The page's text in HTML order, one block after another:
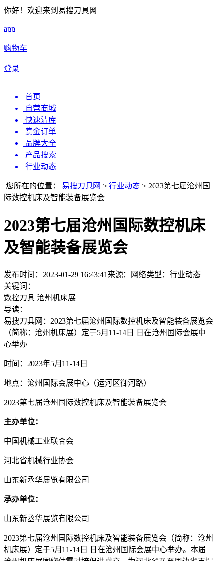
你好！欢迎来到易搜刀具网
app
购物车
登录
首页
自营商城
快速清库
赏金订单
品牌大全
产品搜索
行业动态
您所在的位置： 易搜刀具网 > 行业动态 > 2023第七届沧州国
际数控机床及智能装备展览会
2023第七届沧州国际数控机床
及智能装备展览会
发布时间：2023-01-29 16:43:41 来源：网络类型： 行业动态
关键词：
数控刀具 沧州机床展
导读：
易搜刀具网：2023第七届沧州国际数控机床及智能装备展览会
（简称：沧州机床展）定于5月11-14日 日在沧州国际会展中
心举办
时间：2023年5月11-14日
地点：沧州国际会展中心（运河区御河路）
2023第七届沧州国际数控机床及智能装备展览会
主办单位：
中国机械工业联合会
河北省机械行业协会
山东新丞华展览有限公司
承办单位：
山东新丞华展览有限公司
2023第七届沧州国际数控机床及智能装备展览会（简称：沧州
机床展）定于5月11-14日 日在沧州国际会展中心举办。本届